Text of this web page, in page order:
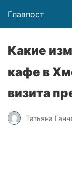
Главпост
Какие
кафе в
визита
Татьяна